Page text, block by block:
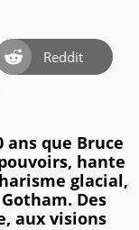
Reddit
ans que Bruce
hante
glacial,
Des
aux visions